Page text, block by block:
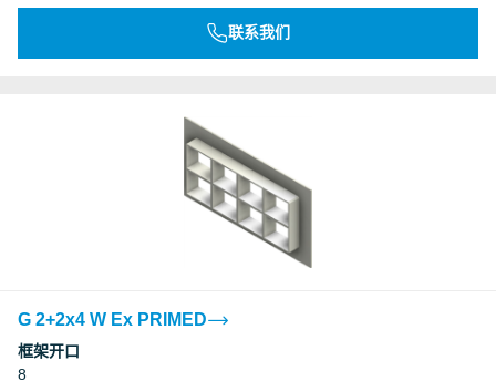
联系我们
G 2+2x4 W Ex PRIMED
框架开口
8